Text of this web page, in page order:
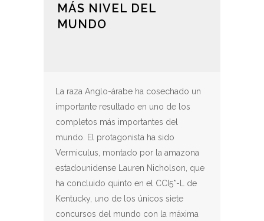
MÁS NIVEL DEL
MUNDO
La raza Anglo-árabe ha cosechado un
importante resultado en uno de los
completos más importantes del
mundo. El protagonista ha sido
Vermiculus, montado por la amazona
estadounidense Lauren Nicholson, que
ha concluido quinto en el CCI5*-L de
Kentucky, uno de los únicos siete
concursos del mundo con la máxima